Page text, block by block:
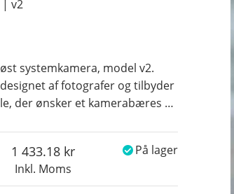
| v2
systemkamera, model v2.
af fotografer og tilbyder
der ønsker et kamerabæres …
Inkl. Moms
1 433.18 På lager